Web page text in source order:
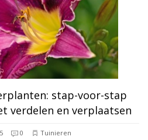
stap-voor-stap
verdelen en verplaatsen
0 Tuinieren